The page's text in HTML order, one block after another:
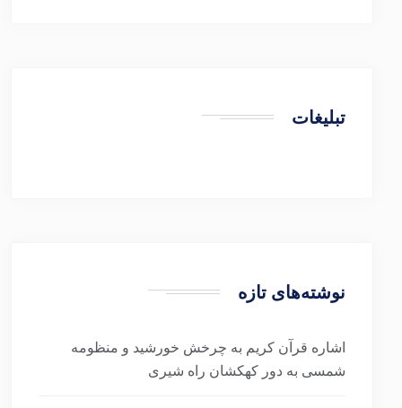
تبلیغات
نوشته‌های تازه
اشاره قرآن کریم به چرخش خورشید و منظومه
شمسی به دور کهکشان راه شیری